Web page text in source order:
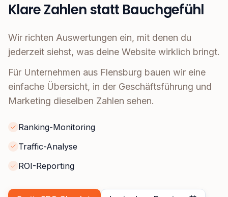
Klare Zahlen statt Bauchgefühl
Wir richten Auswertungen ein, mit denen du
jederzeit siehst, was deine Website wirklich bringt.
Für Unternehmen aus Flensburg bauen wir eine
einfache Übersicht, in der Geschäftsführung und
Marketing dieselben Zahlen sehen.
Ranking-Monitoring
Traffic-Analyse
ROI-Reporting